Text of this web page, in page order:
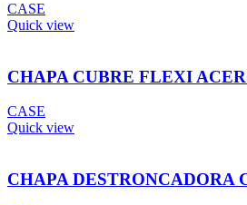
CASE
Quick view
CHAPA CUBRE FLEXI
CASE
Quick view
CHAPA DESTRONCADORA